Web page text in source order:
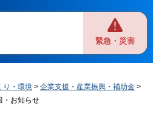
緊急・災害
り・環境 >企業支援・産業振興・補助金 >
・お知らせ